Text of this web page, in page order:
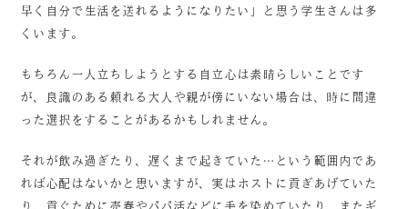
早く自分で生活を送れるようになりたい」と思う学生さんは多
くいます。
もちろん一人立ちしようとする自立心は素晴らしいことです
が、良識のある頼れる大人や親が傍にいない場合は、時に間違
った選択をすることがあるかもしれません。
それが飲み過ぎたり、遅くまで起きていた…という範囲内であ
れば心配はないかと思いますが、実はホストに貢ぎあげていた